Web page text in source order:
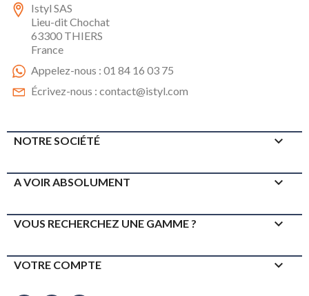
Istyl SAS
Lieu-dit Chochat
63300 THIERS
France
Appelez-nous : 01 84 16 03 75
Écrivez-nous : contact@istyl.com
NOTRE SOCIÉTÉ 
A VOIR ABSOLUMENT 
VOUS RECHERCHEZ UNE GAMME ? 
VOTRE COMPTE 